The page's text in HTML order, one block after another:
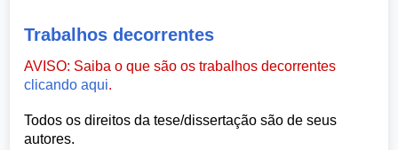
Trabalhos decorrentes
AVISO: Saiba o que são os trabalhos decorrentes
clicando aqui.
Todos os direitos da tese/dissertação são de seus
autores.